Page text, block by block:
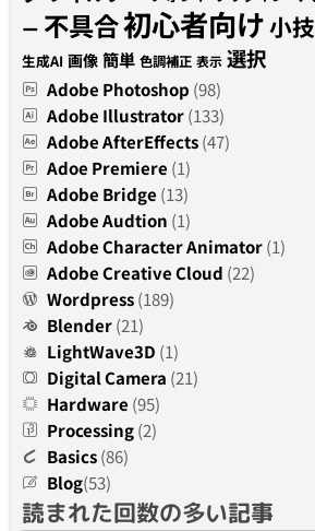
ー 不具合初心者向け小技
生成AI 画像 簡単 色調補正 表示 選択
Adobe Photoshop (98)
Adobe Illustrator(133)
Adobe AfterEffects(47)
Adoe Premiere (1)
Adobe Bridge (13)
Adobe Audtion (1)
Adobe Character Animator(1)
Adobe Creative Cloud (22)
Wordpress(189)
Blender(21)
LightWave3D (1)
Digital Camera (21)
Hardware (95)
Processing(2)
Basics(86)
Blog(53)
読まれた回数の多い記事